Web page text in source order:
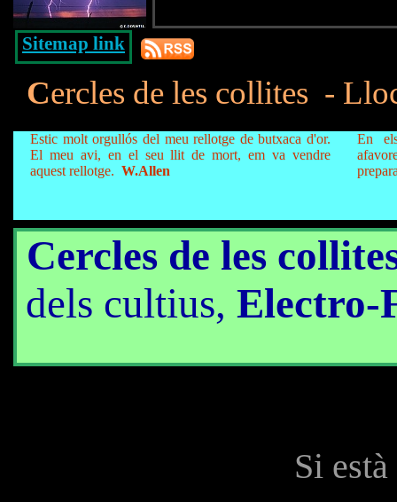
Sitemap link
Cercles de les collites -
Estic molt orgullós del meu rellotge de butxaca d'or.
El meu avi, en el seu llit de mort, em va vendre
aquest rellotge. W.Allen
En
Cercles de les
dels cultius, Electro-
Si